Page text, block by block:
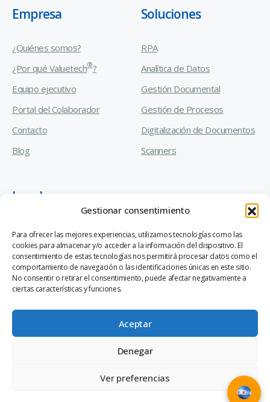
Gestionar consentimiento
Para ofrecer las mejores experiencias, utilizamos tecnologías como las
cookies para almacenar y/o acceder a la información del dispositivo. El
consentimiento de estas tecnologías nos permitirá procesar datos como el
comportamiento de navegación o las identificaciones únicas en este sitio.
No consentir o retirar el consentimiento, puede afectar negativamente a
ciertas características y funciones.
Aceptar
Denegar
Ver preferencias
Empresa
¿Quiénes somos?
¿Por qué Valuetech®?
Equipo ejecutivo
Portal del Colaborador
Contacto
Blog
Soluciones
RPA
Analítica de Datos
Gestión Documental
Gestión de Procesos
Digitalización de Documentos
Scanners
Legal
Manual de Prevención de Delitos
Código de Ética y Conducta Empresarial
Canal de Denuncias Ley 20.393
® S.A. - A Ricoh Company